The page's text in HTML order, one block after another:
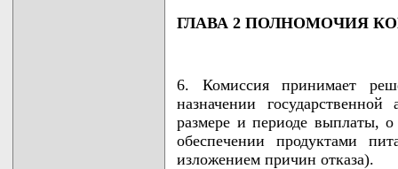
ГЛАВА 2 ПОЛНОМОЧИЯ
6. Комиссия принимает
назначении
размере и периоде выплаты,
обеспечении продуктами
изложением причин отказа).